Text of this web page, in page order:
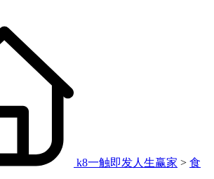
k8一触即发人生赢家 > 食